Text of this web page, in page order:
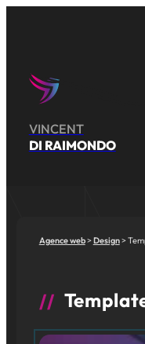
VINCENT
DI RAIMONDO
Agence web Design